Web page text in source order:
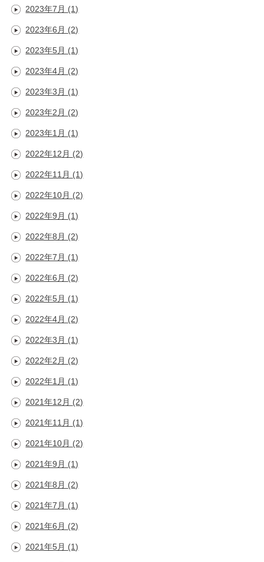
2023年7月 (1)
2023年6月 (2)
2023年5月 (1)
2023年4月 (2)
2023年3月 (1)
2023年2月 (2)
2023年1月 (1)
2022年12月 (2)
2022年11月 (1)
2022年10月 (2)
2022年9月 (1)
2022年8月 (2)
2022年7月 (1)
2022年6月 (2)
2022年5月 (1)
2022年4月 (2)
2022年3月 (1)
2022年2月 (2)
2022年1月 (1)
2021年12月 (2)
2021年11月 (1)
2021年10月 (2)
2021年9月 (1)
2021年8月 (2)
2021年7月 (1)
2021年6月 (2)
2021年5月 (1)